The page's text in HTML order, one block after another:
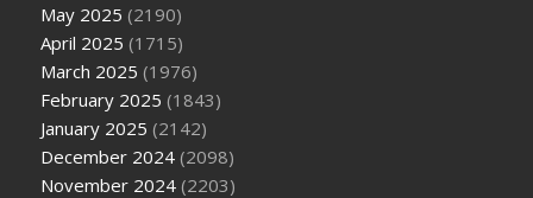
May 2025 (2190)
April 2025 (1715)
March 2025 (1976)
February 2025 (1843)
January 2025 (2142)
December 2024 (2098)
November 2024 (2203)